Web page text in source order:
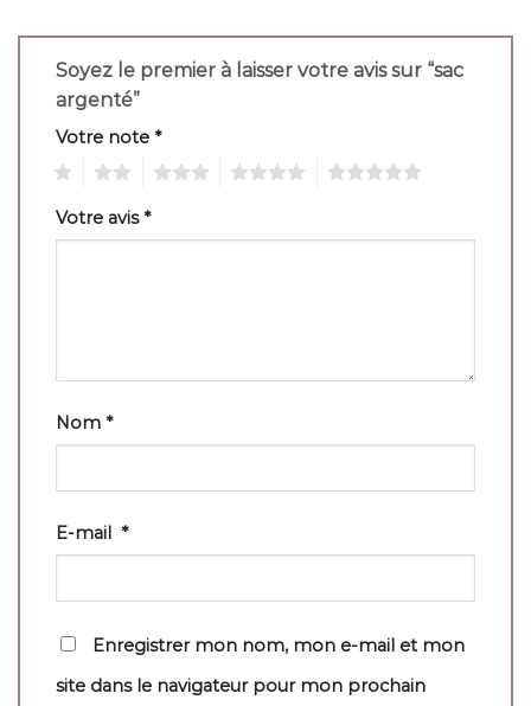
Soyez le premier à laisser votre avis sur “sac
argenté”
Votre note *
Votre avis*
Nom *
E-mail *
Enregistrer mon nom, mon e-mail et mon
site dans le navigateur pour mon prochain